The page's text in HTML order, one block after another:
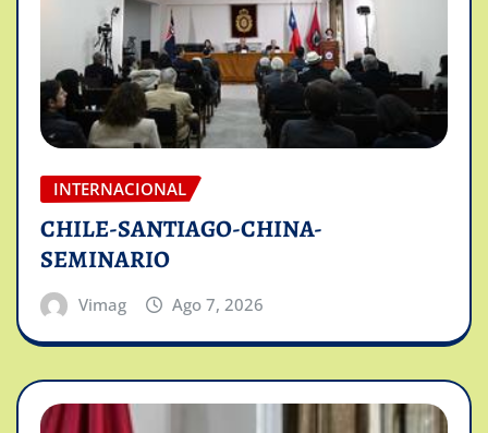
INTERNACIONAL
CHILE-SANTIAGO-CHINA-
SEMINARIO
Vimag Ago 7, 2026